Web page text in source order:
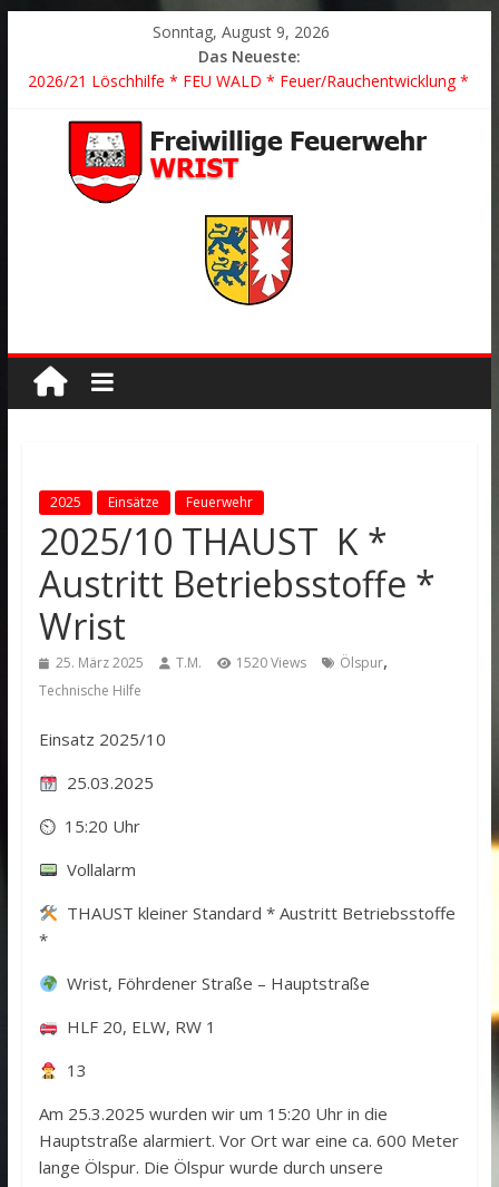
Sonntag, August 9, 2026
Das Neueste:
2026/21 Löschhilfe * FEU WALD * Feuer/Rauchentwicklung *
2026/24 * TH G Y * PKW überschlagen *
2026/23 TH K Y * Person in festsitzendem Aufzug *
2026/22 TH Y * VU * 1 Person klemmt * Hingstheide
Der schönste Einsatz des Jahres 2026
2025 Einsätze Feuerwehr
2025/10 THAUST K *
Austritt Betriebsstoffe *
Wrist
25. März 2025 T.M. 1520 Views Ölspur,
Technische Hilfe
Einsatz 2025/10
25.03.2025
⏲ 15:20 Uhr
Vollalarm
THAUST kleiner Standard * Austritt Betriebsstoffe
*
Wrist, Föhrdener Straße – Hauptstraße
HLF 20, ELW, RW 1
13
Am 25.3.2025 wurden wir um 15:20 Uhr in die
Hauptstraße alarmiert. Vor Ort war eine ca. 600 Meter
lange Ölspur. Die Ölspur wurde durch unsere